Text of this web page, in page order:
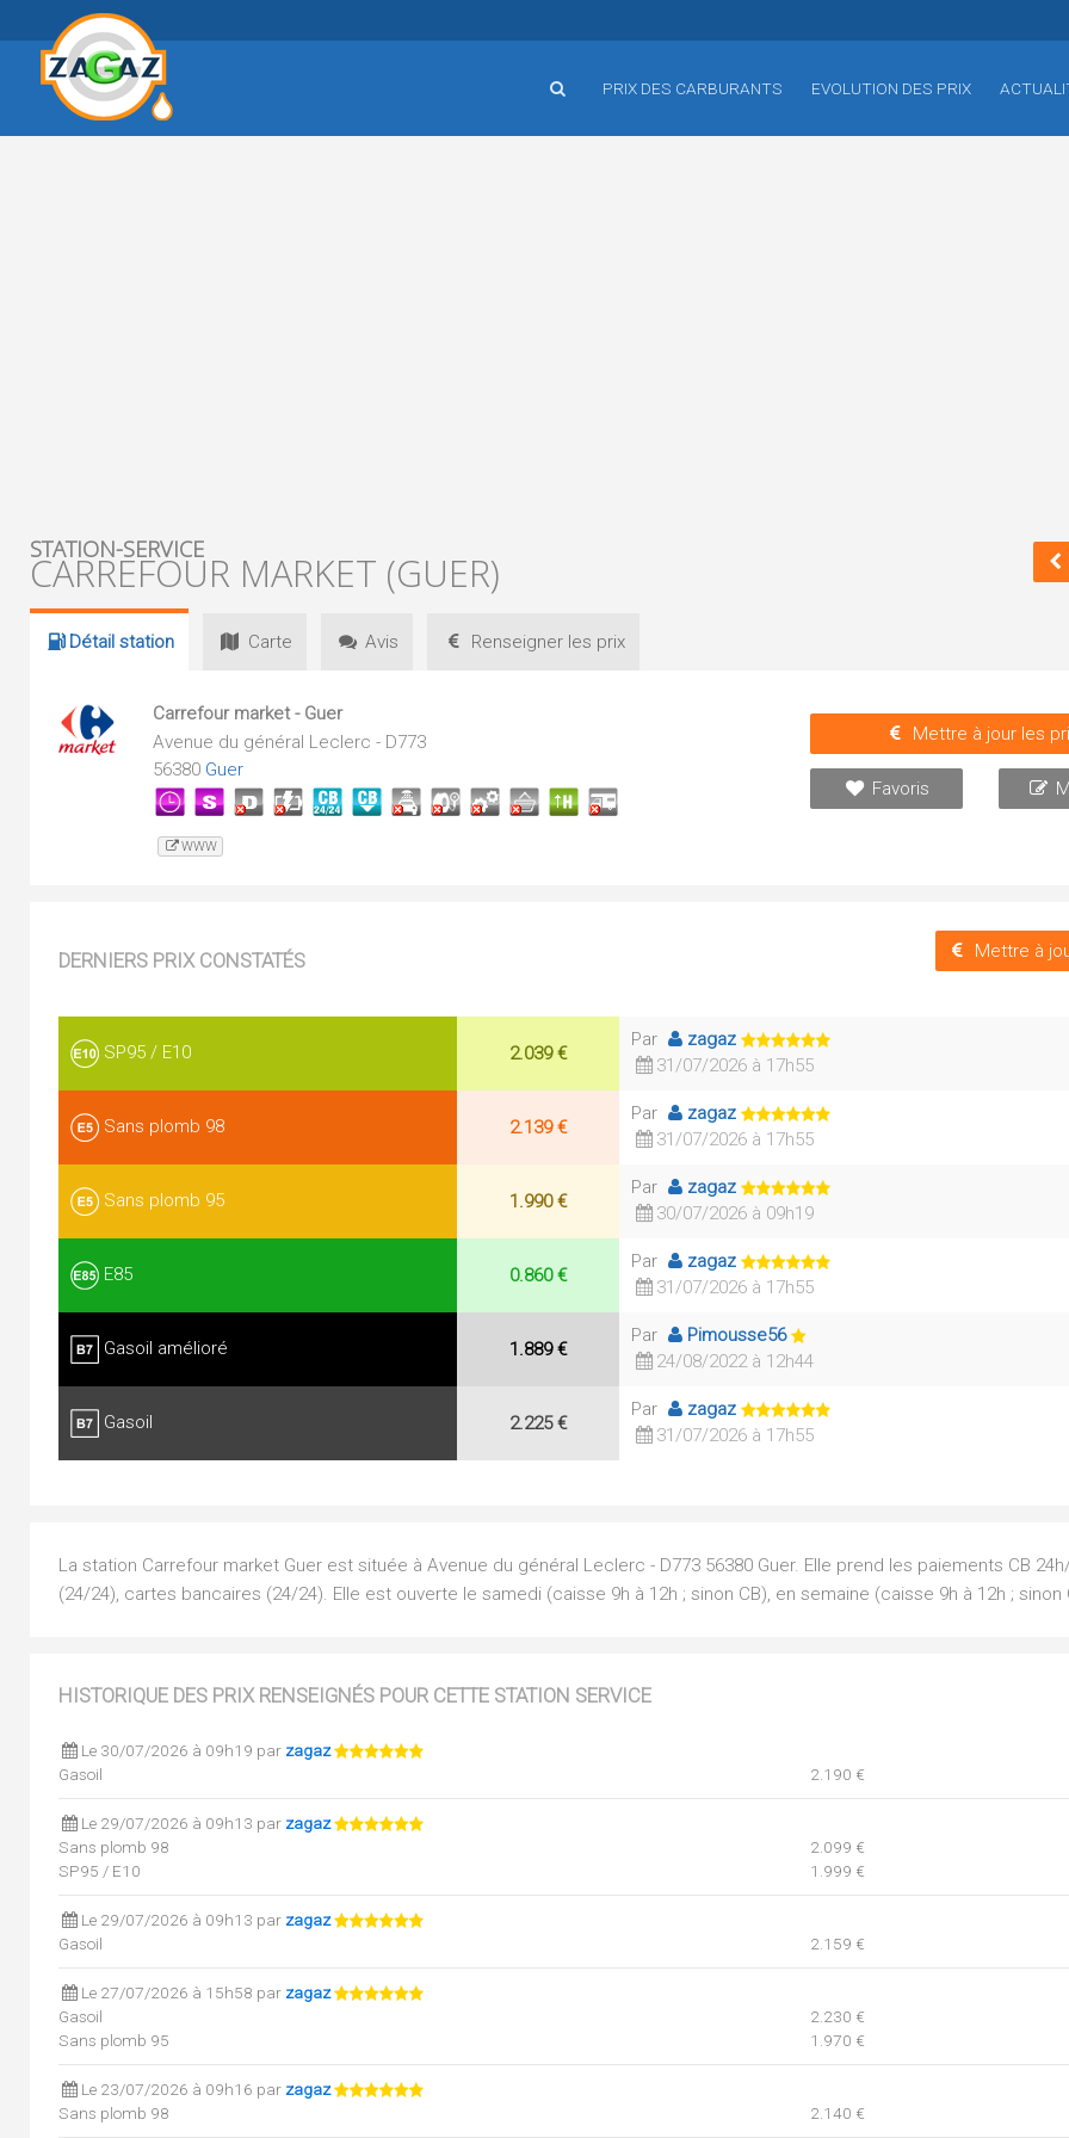
PRIX DES CARBURANTS EVOLUTION DES PRIX
STATION-SERVICE
CARREFOUR MARKET (GUER)
Détail station Carte Avis Renseigner les prix
Carrefour market - Guer
Avenue du général Leclerc - D773
56380 Guer
WWW
Mettre à jour les
Favoris
DERNIERS PRIX CONSTATÉS Mettre à
SP95 / E10 2.039 €
Par
zagaz
31/07/2026 à 17h55
Sans plomb 98 2.139 €
Par
zagaz
31/07/2026 à 17h55
Sans plomb 95 1.990 €
Par
zagaz
30/07/2026 à 09h19
E85 0.860 €
Par
zagaz
31/07/2026 à 17h55
Gasoil amélioré 1.889 €
Par
Pimousse56
24/08/2022 à 12h44
Gasoil 2.225 €
Par
zagaz
31/07/2026 à 17h55
La station Carrefour market Guer est située à Avenue du général Leclerc - D773 56380 Guer. Elle prend les paiements CB
(24/24), cartes bancaires (24/24). Elle est ouverte le samedi (caisse 9h à 12h ; sinon CB), en semaine (caisse 9h à 12h ; sinon
HISTORIQUE DES PRIX RENSEIGNÉS POUR CETTE STATION SERVICE
Le 30/07/2026 à 09h19 par zagaz
Gasoil
2.190 €
Le 29/07/2026 à 09h13 par zagaz
Sans plomb 98
2.099 €
SP95 / E10
1.999 €
Le 29/07/2026 à 09h13 par zagaz
Gasoil
2.159 €
Le 27/07/2026 à 15h58 par zagaz
Gasoil
2.230 €
Sans plomb 95
1.970 €
Le 23/07/2026 à 09h16 par zagaz
Sans plomb 98
2.140 €